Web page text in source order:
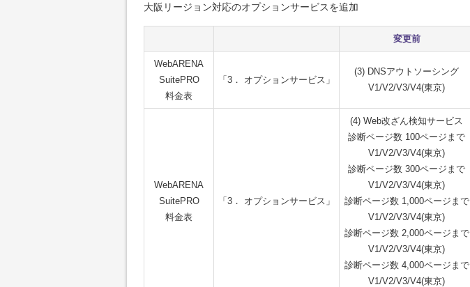
大阪リージョン対応のオプションサービスを追加
変更前
WebARENA
SuitePRO
料金表
「3． オプションサービス」
(3) DNSアウトソーシング
V1/V2/V3/V4(東京)
WebARENA
SuitePRO
料金表
「3． オプションサービス」
(4) Web改ざん検知サービス
診断ページ数 100ページまで
V1/V2/V3/V4(東京)
診断ページ数 300ページまで
V1/V2/V3/V4(東京)
診断ページ数 1,000ページまで
V1/V2/V3/V4(東京)
診断ページ数 2,000ページまで
V1/V2/V3/V4(東京)
診断ページ数 4,000ページまで
V1/V2/V3/V4(東京)